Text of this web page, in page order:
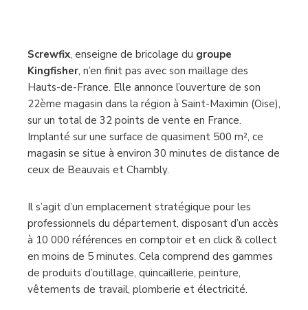
Screwfix, enseigne de bricolage du groupe
Kingfisher, n’en finit pas avec son maillage des
Hauts-de-France. Elle annonce l’ouverture de son
22ème magasin dans la région à Saint-Maximin (Oise),
sur un total de 32 points de vente en France.
Implanté sur une surface de quasiment 500 m², ce
magasin se situe à environ 30 minutes de distance de
ceux de Beauvais et Chambly.
Il s’agit d’un emplacement stratégique pour les
professionnels du département, disposant d’un accès
à 10 000 références en comptoir et en click & collect
en moins de 5 minutes. Cela comprend des gammes
de produits d’outillage, quincaillerie, peinture,
vêtements de travail, plomberie et électricité.